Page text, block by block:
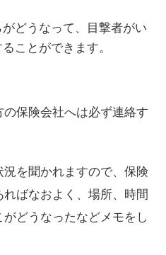
どうなって、目撃者がい
ことができます。
保険会社へは必ず連絡す
を聞かれますので、保険
ばなおよく、場所、時間
どうなったなどメモをし